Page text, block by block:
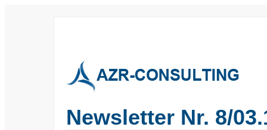
Newsletter Nr. 8/